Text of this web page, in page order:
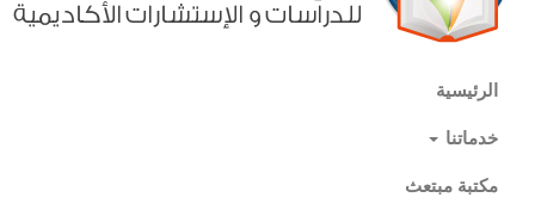
الرئيسية
خدماتنا
مكتبة مبتعث